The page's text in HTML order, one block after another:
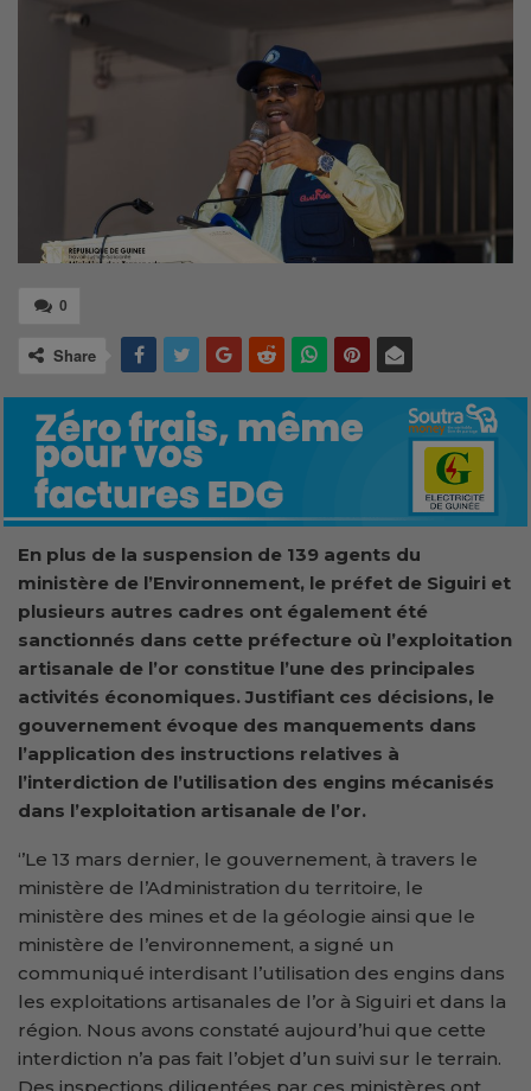
0
Share
En plus de la suspension de 139 agents du
ministère de l’Environnement, le préfet de Siguiri et
plusieurs autres cadres ont également été
sanctionnés dans cette préfecture où l’exploitation
artisanale de l’or constitue l’une des principales
activités économiques. Justifiant ces décisions, le
gouvernement évoque des manquements dans
l’application des instructions relatives à
l’interdiction de l’utilisation des engins mécanisés
dans l’exploitation artisanale de l’or.
‘’Le 13 mars dernier, le gouvernement, à travers le
ministère de l’Administration du territoire, le
ministère des mines et de la géologie ainsi que le
ministère de l’environnement, a signé un
communiqué interdisant l’utilisation des engins dans
les exploitations artisanales de l’or à Siguiri et dans la
région. Nous avons constaté aujourd’hui que cette
interdiction n’a pas fait l’objet d’un suivi sur le terrain.